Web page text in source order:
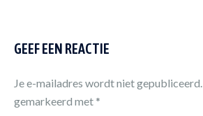
GEEF EEN REACTIE
Je e-mailadres wordt niet gepubliceerd.
gemarkeerd met *